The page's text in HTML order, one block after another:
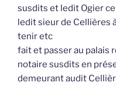
susdits et ledit Ogier
ledit sieur de Cellières
tenir etc
fait et passer au palais
notaire susdits en
demeurant audit